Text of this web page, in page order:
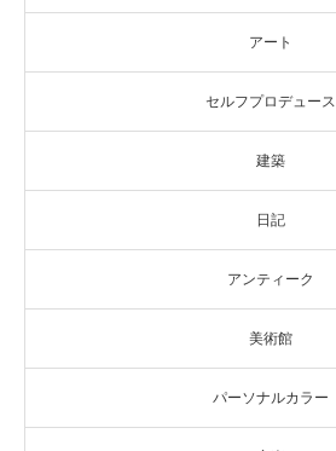
アート
セルフプロデュース
建築
日記
アンティーク
美術館
パーソナルカラー